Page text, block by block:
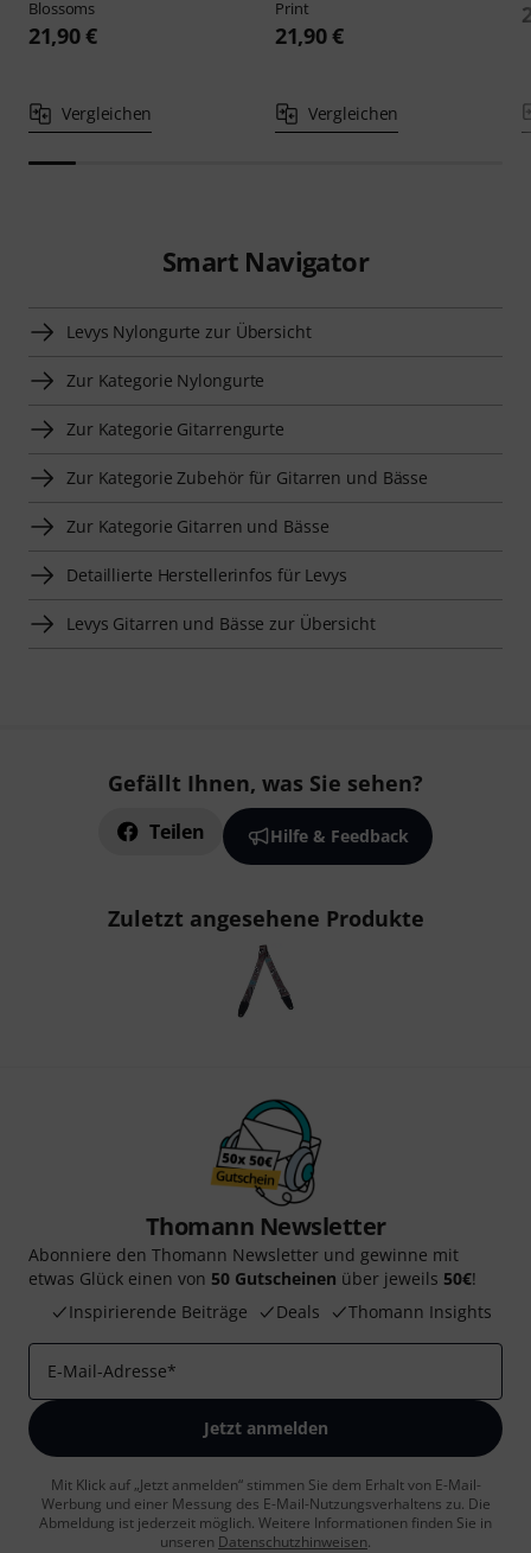
Blossoms
21,90 €
Vergleichen
Print
21,90 €
Vergleichen
Smart Navigator
Levys Nylongurte zur Übersicht
Zur Kategorie Nylongurte
Zur Kategorie Gitarrengurte
Zur Kategorie Zubehör für Gitarren und Bässe
Zur Kategorie Gitarren und Bässe
Detaillierte Herstellerinfos für Levys
Levys Gitarren und Bässe zur Übersicht
Gefällt Ihnen, was Sie sehen?
Teilen Hilfe & Feedback
Zuletzt angesehene Produkte
Thomann Newsletter
Abonniere den Thomann Newsletter und gewinne mit
etwas Glück einen von 50 Gutscheinen über jeweils 50€!
Inspirierende Beiträge
Deals Thomann Insights
E-Mail-Adresse*
Jetzt anmelden
Mit Klick auf „Jetzt anmelden“ stimmen Sie dem Erhalt von E-Mail-
Werbung und einer Messung des E-Mail-Nutzungsverhaltens zu. Die
Abmeldung ist jederzeit möglich. Weitere Informationen finden Sie in
unseren Datenschutzhinweisen.